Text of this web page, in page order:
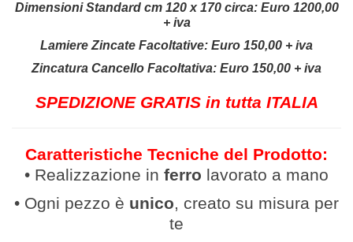
Dimensioni Standard cm 120 x 170 circa: Euro 1200,00
+ iva
Lamiere Zincate Facoltative: Euro 150,00 + iva
Zincatura Cancello Facoltativa: Euro 150,00 + iva
SPEDIZIONE GRATIS in tutta ITALIA
Caratteristiche Tecniche del Prodotto:
• Realizzazione in ferro lavorato a mano
• Ogni pezzo è unico, creato su misura per
te